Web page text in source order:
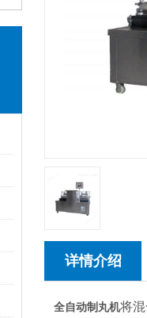
详情介绍
全自动制丸机将